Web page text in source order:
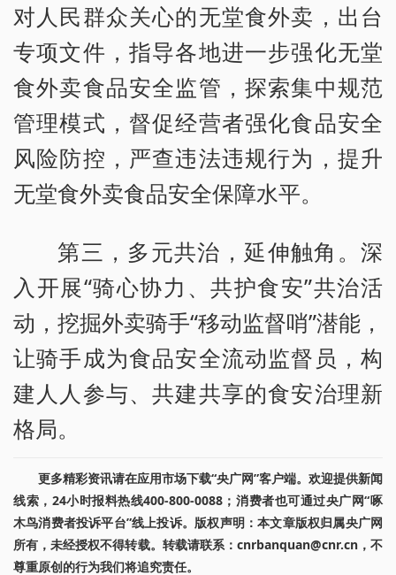
对人民群众关心的无堂食外卖，出台
专项文件，指导各地进一步强化无堂
食外卖食品安全监管，探索集中规范
管理模式，督促经营者强化食品安全
风险防控，严查违法违规行为，提升
无堂食外卖食品安全保障水平。
第三，多元共治，延伸触角。深
入开展“骑心协力、共护食安”共治活
动，挖掘外卖骑手“移动监督哨”潜能，
让骑手成为食品安全流动监督员，构
建人人参与、共建共享的食安治理新
格局。
更多精彩资讯请在应用市场下载“央广网”客户端。欢迎提供新闻
线索，24小时报料热线400-800-0088；消费者也可通过央广网“啄
木鸟消费者投诉平台”线上投诉。版权声明：本文章版权归属央广网
所有，未经授权不得转载。转载请联系：cnrbanquan@cnr.cn，不
尊重原创的行为我们将追究责任。